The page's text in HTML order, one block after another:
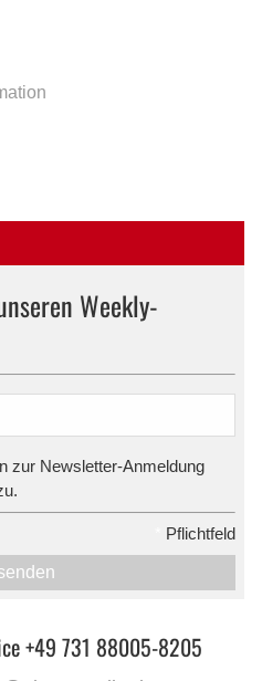
Weekly-
zur Newsletter-Anmeldung
Pflichtfeld
+49 731 88005-8205